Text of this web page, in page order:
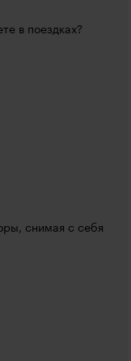
в поездках?
снимая с себя